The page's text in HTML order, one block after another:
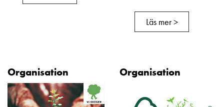
Läs mer >
Organisation Organisation